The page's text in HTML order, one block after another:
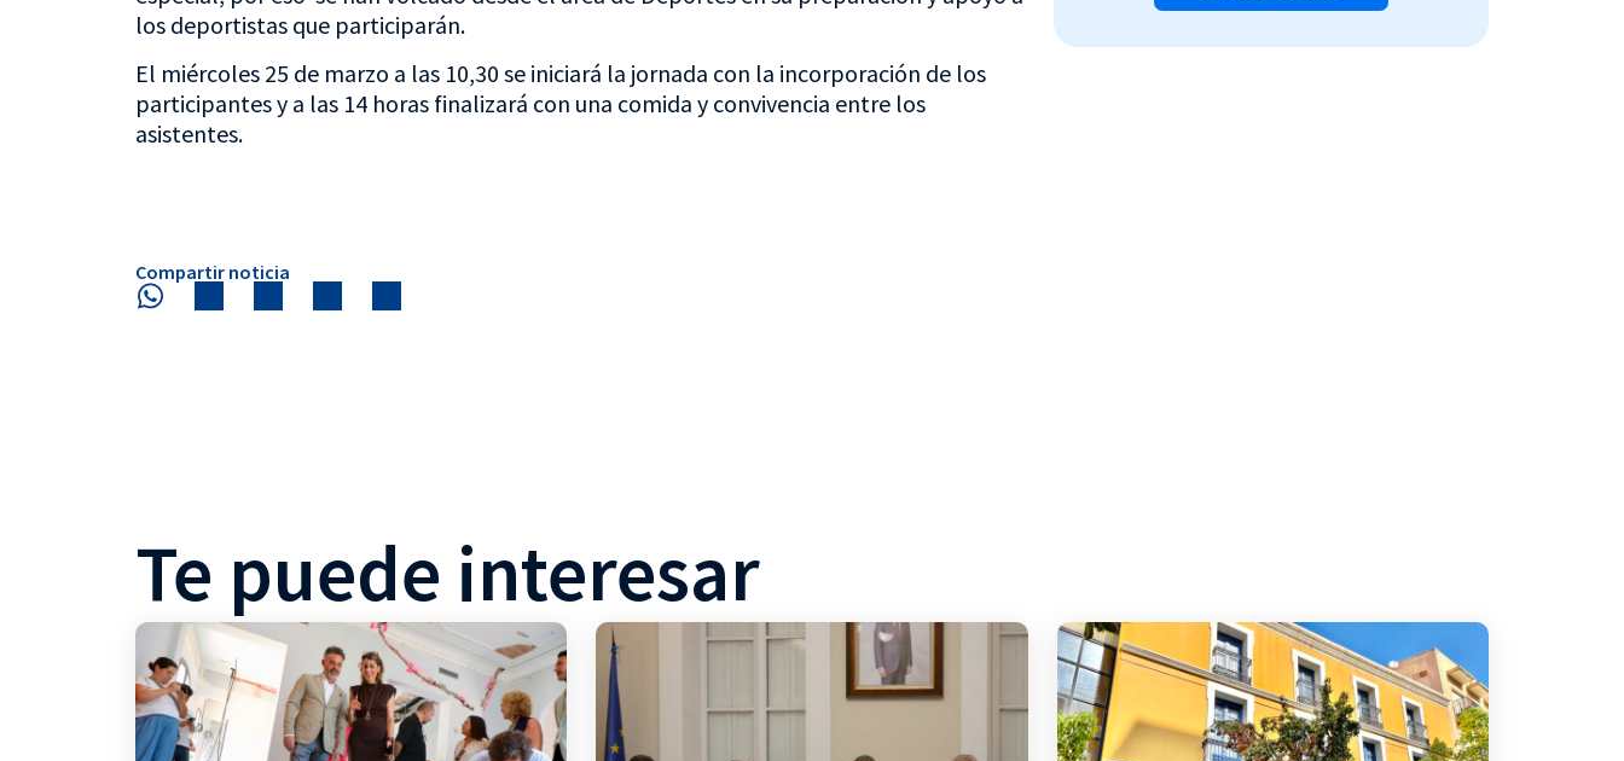
los deportistas que participarán.
El miércoles 25 de marzo a las 10,30 se iniciará la jornada con la incorporación de los
participantes y a las 14 horas finalizará con una comida y convivencia entre los
asistentes.
Compartir noticia
Te puede interesar